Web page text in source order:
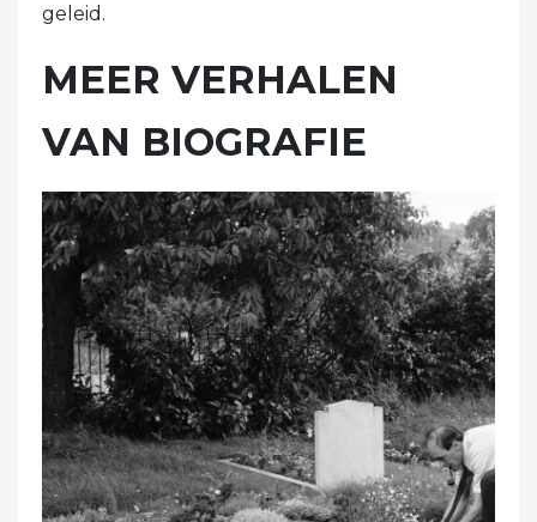
geleid.
MEER VERHALEN
VAN BIOGRAFIE